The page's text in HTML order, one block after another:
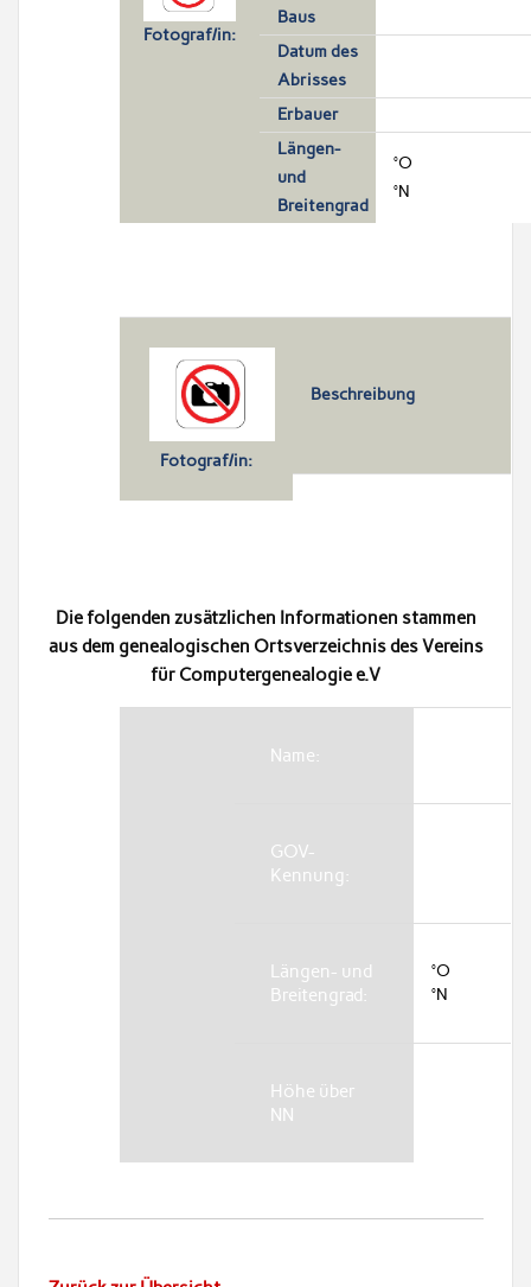
Fotograf/in:
Baus
Datum des
Abrisses
Erbauer
Längen-
und
Breitengrad
°O
°N
Fotograf/in:
Beschreibung
Die folgenden zusätzlichen Informationen stammen
aus dem genealogischen Ortsverzeichnis des Vereins
für Computergenealogie e.V
Name:
GOV-
Kennung:
Längen- und
Breitengrad:
°O
°N
Höhe über
NN